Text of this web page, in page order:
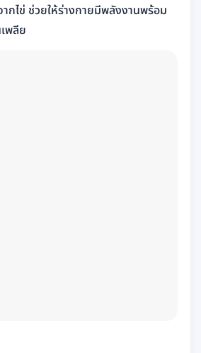
ากไข่ ช่วยให้ร่างกายมีพลังงานพร้อม
พลีย